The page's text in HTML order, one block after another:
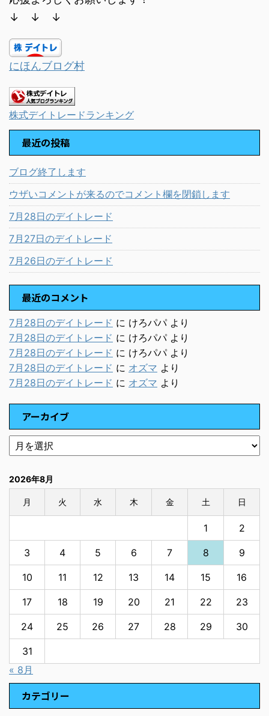
↓ ↓ ↓
にほんブログ村
株式デイトレードランキング
最近の投稿
ブログ終了します
ウザいコメントが来るのでコメント欄を閉鎖します
7月28日のデイトレード
7月27日のデイトレード
7月26日のデイトレード
最近のコメント
7月28日のデイトレード に けろパパより
7月28日のデイトレード に けろパパより
7月28日のデイトレード に けろパパより
7月28日のデイトレード に オズマ より
7月28日のデイトレード に オズマ より
アーカイブ
2026年8月
月 火 水 木 金 土 日
1 2
3 4 5 6 7 8 9
10 11 12 13 14 15 16
17 18 19 20 21 22 23
24 25 26 27 28 29 30
31
« 8月
カテゴリー